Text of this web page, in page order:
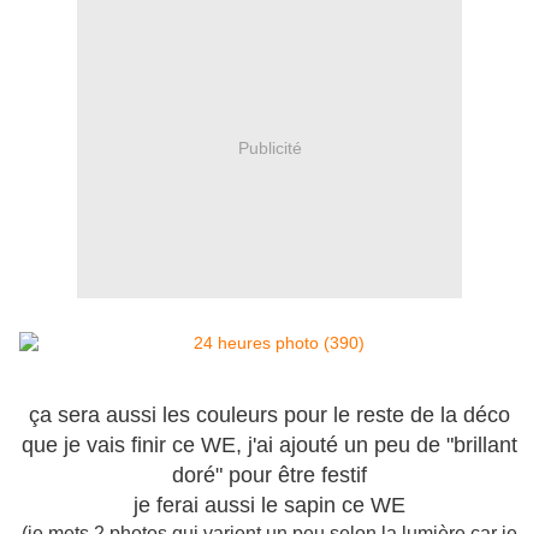
Publicité
ça sera aussi les couleurs pour le reste de la déco
que je vais finir ce WE, j'ai ajouté un peu de "brillant
doré" pour être festif
je ferai aussi le sapin ce WE